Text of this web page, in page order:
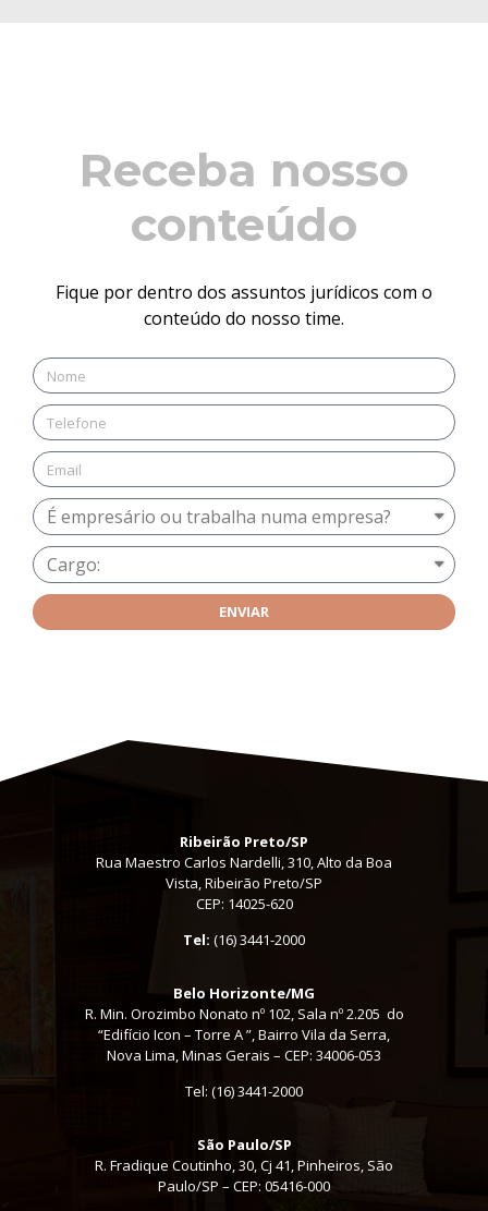
Receba nosso
conteúdo
Fique por dentro dos assuntos jurídicos com o
conteúdo do nosso time.
ENVIAR
Ribeirão Preto/SP
Rua Maestro Carlos Nardelli, 310, Alto da Boa
Vista, Ribeirão Preto/SP
CEP: 14025-620
Tel: (16) 3441-2000
Belo Horizonte/MG
R. Min. Orozimbo Nonato nº 102, Sala nº 2.205 do
“Edifício Icon – Torre A ”, Bairro Vila da Serra,
Nova Lima, Minas Gerais – CEP: 34006-053
Tel: (16) 3441-2000
São Paulo/SP
R. Fradique Coutinho, 30, Cj 41, Pinheiros, São
Paulo/SP – CEP: 05416-000